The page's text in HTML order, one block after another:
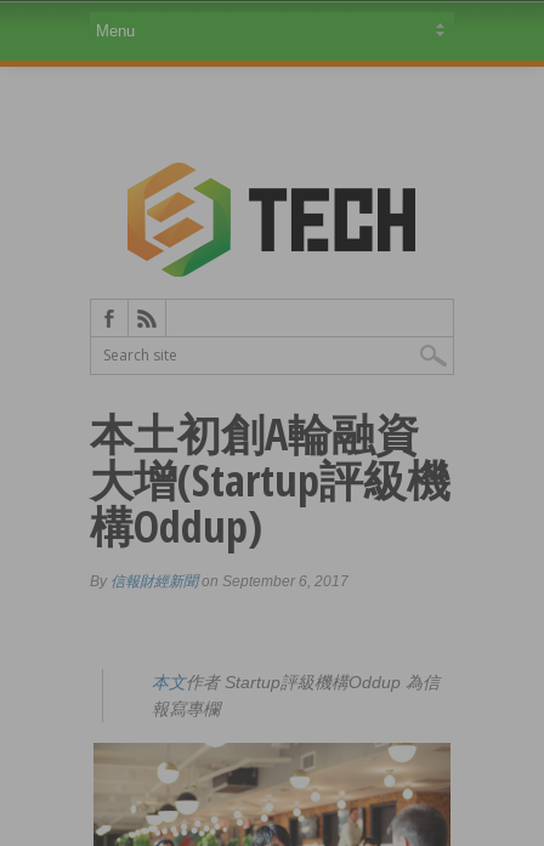
本土初創A輪融資
大增(Startup評級機
構Oddup)
By 信報財經新聞on September 6, 2017
本文作者 Startup評級機構Oddup 為信
報寫專欄